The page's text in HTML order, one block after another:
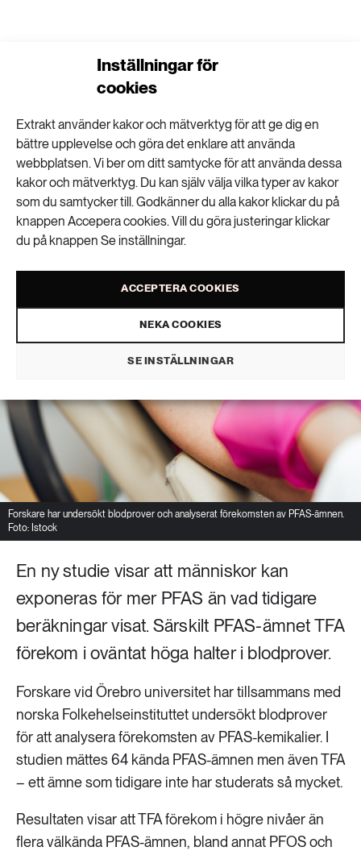
Inställningar för
cookies
Extrakt använder kakor och mätverktyg för att ge dig en
bättre upplevelse och göra det enklare att använda
webbplatsen. Vi ber om ditt samtycke för att använda dessa
kakor och mätverktyg. Du kan själv välja vilka typer av kakor
som du samtycker till. Godkänner du alla kakor klickar du på
knappen Accepera cookies. Vill du göra justeringar klickar
du på knappen Se inställningar.
ACCEPTERA COOKIES
NEKA COOKIES
SE INSTÄLLNINGAR
PFAS-exponeringen
kan vara större än
tidigare trott
KEMIKALIER
PUBLICERAD 21 MAJ 2026 • UPPDATERAD: 25 MAJ 2026
Forskare har undersökt blodprover och analyserat förekomsten av PFAS-ämnen.
Foto: Istock
En ny studie visar att människor kan
exponeras för mer PFAS än vad tidigare
beräkningar visat. Särskilt PFAS-ämnet TFA
förekom i oväntat höga halter i blodprover.
Forskare vid Örebro universitet har tillsammans med
norska Folkehelseinstituttet undersökt blodprover
för att analysera förekomsten av PFAS-kemikalier. I
studien mättes 64 kända PFAS-ämnen men även TFA
– ett ämne som tidigare inte har studerats så mycket.
Resultaten visar att TFA förekom i högre nivåer än
flera välkända PFAS-ämnen, bland annat PFOS och